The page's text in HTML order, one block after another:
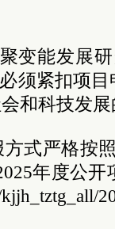
变能发展
须紧扣项
和科技发
方式严格按
年度公
kjjh_tztg_all/